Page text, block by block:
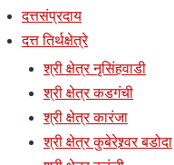
दत्तसंप्रदाय
दत्त तिर्थक्षेत्रे
श्री क्षेत्र नृसिंहवाडी
श्री क्षेत्र कडगंची
श्री क्षेत्र कारंजा
श्री क्षेत्र कुबेरेश्र्वर बडोदा